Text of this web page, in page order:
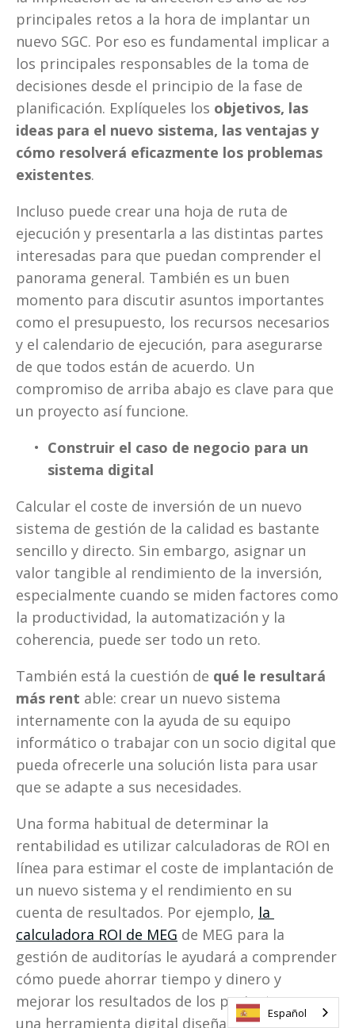
principales retos a la hora de implantar un
nuevo SGC. Por eso es fundamental implicar a
los principales responsables de la toma de
decisiones desde el principio de la fase de
planificación. Explíqueles los objetivos, las
ideas para el nuevo sistema, las ventajas y
cómo resolverá eficazmente los problemas
existentes.
Incluso puede crear una hoja de ruta de
ejecución y presentarla a las distintas partes
interesadas para que puedan comprender el
panorama general. También es un buen
momento para discutir asuntos importantes
como el presupuesto, los recursos necesarios
y el calendario de ejecución, para asegurarse
de que todos están de acuerdo. Un
compromiso de arriba abajo es clave para que
un proyecto así funcione.
Construir el caso de negocio para un
sistema digital
Calcular el coste de inversión de un nuevo
sistema de gestión de la calidad es bastante
sencillo y directo. Sin embargo, asignar un
valor tangible al rendimiento de la inversión,
especialmente cuando se miden factores como
la productividad, la automatización y la
coherencia, puede ser todo un reto.
También está la cuestión de qué le resultará
más rent able: crear un nuevo sistema
internamente con la ayuda de su equipo
informático o trabajar con un socio digital que
pueda ofrecerle una solución lista para usar
que se adapte a sus necesidades.
Una forma habitual de determinar la
rentabilidad es utilizar calculadoras de ROI en
línea para estimar el coste de implantación de
un nuevo sistema y el rendimiento en su
cuenta de resultados. Por ejemplo, la
calculadora ROI de MEG de MEG para la
gestión de auditorías le ayudará a comprender
cómo puede ahorrar tiempo y dinero y
mejorar los resultados de los pacientes con
una herramienta digital diseñada para
Español